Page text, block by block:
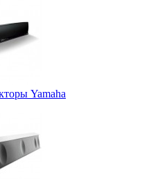
Yamaha